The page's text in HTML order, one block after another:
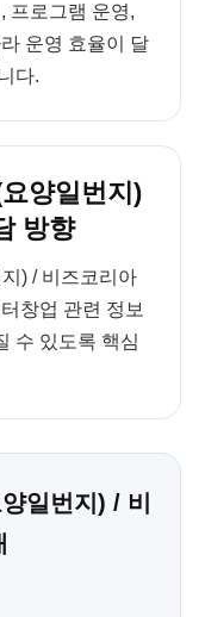
프로그램 운영,
운영 효율이 달
다.
양일번지)
방향
) / 비즈코리아
창업 관련 정보
수 있도록 핵심
일번지) / 비